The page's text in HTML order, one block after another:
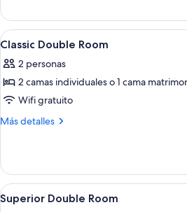
Elite,
habitación
Abrir
todas
las
fotos
de
Classic
Una
8
Classic Double Room
2 personas
2 camas individuales o 1 cama
Wifi gratuito
Más detalles
Más
Double
Room
Abrir
todas
8
Superior Double Room